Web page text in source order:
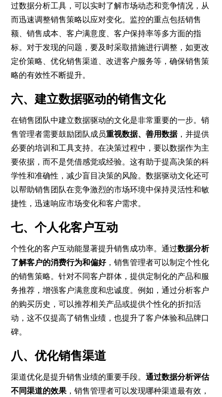
过数据分析工具，可以实时了解市场动态和竞争情况，从
而迅速调整销售策略以应对变化。监控的重点包括销售
额、销售成本、客户满意度、客户保持率等多方面的指
标。对于发现的问题，要及时采取措施进行调整，如更改
定价策略、优化销售渠道、改进客户服务等，确保销售策
略的有效性不断提升。
六、建立数据驱动的销售文化
在销售团队中建立数据驱动的文化是非常重要的一步。销
售管理者需要鼓励团队成员重视数据、善用数据，并提供
必要的培训和工具支持。在决策过程中，要以数据作为主
要依据，而不是凭借感觉或经验。这有助于提高决策的科
学性和准确性，减少盲目决策的风险。数据驱动文化还可
以帮助销售团队在竞争激烈的市场环境中保持灵活性和敏
捷性，迅速响应市场变化和客户需求。
七、个人化客户互动
个性化的客户互动能显著提升销售成功率。通过数据分析
了解客户的消费行为和偏好，销售管理者可以制定个性化
的销售策略。针对不同客户群体，提供定制化的产品和服
务推荐，增强客户满意度和忠诚度。例如，通过分析客户
的购买历史，可以推荐相关产品或提供个性化的折扣活
动，这不仅提高了销售业绩，也提升了客户体验和品牌口
碑。
八、优化销售渠道
渠道优化是提升销售业绩的重要手段。通过数据分析评估
不同渠道的效果 ，销售管理者可以发现哪种渠道最有效，